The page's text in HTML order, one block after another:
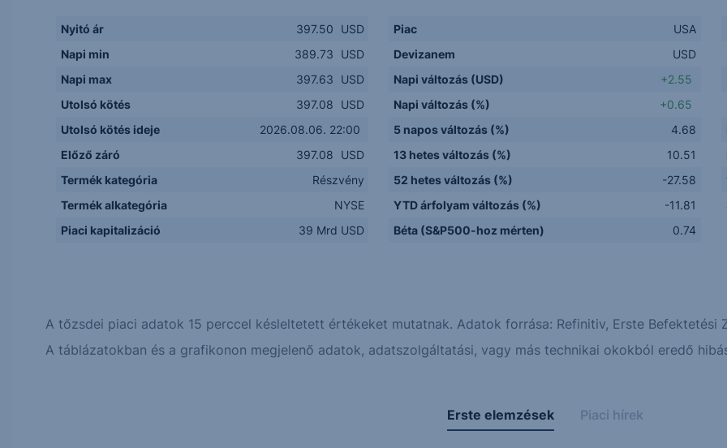
Nyitó ár 397.50
USD
Napi min
389.73
USD
Napi max
397.63
USD
Utolsó kötés
397.08
USD
Utolsó kötés ideje
2026.08.06. 22:00
Előző záró
397.08
USD
Termék kategória
Részvény
Termék alkategória
NYSE
Piaci kapitalizáció
39 Mrd USD
Piac
USA
Devizanem
USD
Napi változás (USD)
+2.55
Napi változás (%)
+0.65
5 napos változás (%)
4.68
13 hetes változás (%)
10.51
52 hetes változás (%)
-27.58
YTD árfolyam változás (%)
-11.81
Béta (S&P500-hoz mérten)
0.74
A tőzsdei piaci adatok 15 perccel késleltetett értékeket mutatnak. Adatok forrása: Refinitiv, Erste Befektetési
A táblázatokban és a grafikonon megjelenő adatok, adatszolgáltatási, vagy más technikai okokból eredő
Erste elemzések Piaci hírek